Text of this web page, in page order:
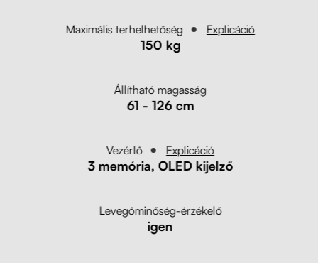
Maximális terhelhetőség Explicáció
150 kg
Állítható magasság
61 - 126 cm
Vezérlő Explicáció
3 memória, OLED kijelző
Levegőminőség-érzékelő
igen